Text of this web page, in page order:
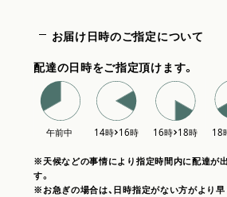
お届け日時のご指定について
配達の日時をご指定頂けます。
※天候などの事情により指定時間内に配達が
す。
※お急ぎの場合は、日時指定がない方がより